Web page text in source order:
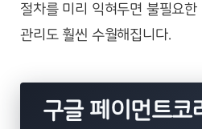
절차를 미리 익혀두면 불필요한
관리도 훨씬 수월해집니다.
구글 페이먼트코